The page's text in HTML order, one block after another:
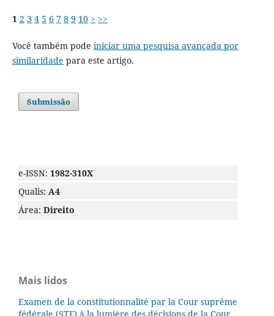
1 2 3 4 5 6 7 8 9 10 > >>
Você também pode iniciar uma pesquisa avançada por
similaridade para este artigo.
Submissão
e-ISSN: 1982-310X
Qualis: A4
Área: Direito
Mais lidos
Examen de la constitutionnalité par la Cour suprême